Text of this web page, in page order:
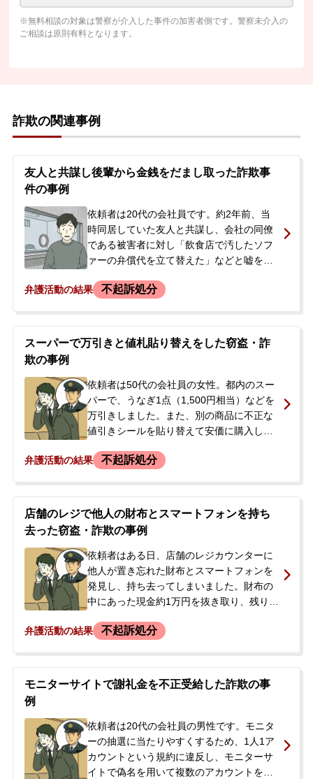
※無料相談の対象は警察が介入した事件の加害者側です。警察未介入の
ご相談は原則有料となります。
詐欺の関連事例
友人と共謀し後輩から金銭をだまし取った詐欺事
件の事例
依頼者は20代の会社員です。約2年前、当
時同居していた友人と共謀し、会社の同僚
である被害者に対し「飲食店で汚したソフ
ァーの弁償代を立て替えた」などと嘘をつ
りました。被害者は事件後、早い段階で警
突然自宅に警察が来て逮捕されてしまいま
した。逮捕の連絡を受けたご両親が、今後
対応方法などについて知りたいと、当事務
所にご相談くださいました。
弁護活動の結果 不起訴処分
スーパーで万引きと値札貼り替えをした窃盗・詐
欺の事例
依頼者は50代の会社員の女性。都内のスー
パーで、うなぎ1点（1,500円相当）などを
万引きしました。また、別の商品に不正な
値引きシールを貼り替えて安価に購入した
出た際に保安員に声をかけられ、警察が介
きで微罪処分となった経験があり、刑事罰
や失職を恐れて、今後の対応について弁護
士に相談しました。
弁護活動の結果 不起訴処分
店舗のレジで他人の財布とスマートフォンを持ち
去った窃盗・詐欺の事例
依頼者はある日、店舗のレジカウンターに
他人が置き忘れた財布とスマートフォンを
発見し、持ち去ってしまいました。財布の
中にあった現金約1万円を抜き取り、残りの
ました。事件から約4ヶ月が経過した頃、警
に前科はありませんでしたが、突然の連絡
に動揺し、逮捕されるのではないか不安を
今後の見通しや対応策についてアドバイス
を求め、弁護士に相談するに至りました。
弁護活動の結果 不起訴処分
モニターサイトで謝礼金を不正受給した詐欺の事
例
依頼者は20代の会社員の男性です。モニタ
ーの抽選に当たりやすくするため、1人1ア
カウントという規約に違反し、モニターサ
イトで偽名を用いて複数のアカウントを作